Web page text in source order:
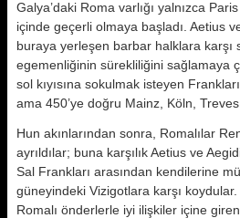
Galya’daki Roma varlığı yalnızca
içinde geçerli olmaya başladı. Aetius
buraya yerleşen barbar halklara karşı
egemenliğinin sürekliliğini sağlamaya
sol kıyısına sokulmak isteyen
ama 450’ye doğru Mainz, Köln, Treves
Hun akınlarından sonra, Romalılar
ayrıldılar; buna karşılık Aetius ve
Sal Frankları arasından kendilerine
güneyindeki Vizigotlara karşı
Romalı önderlerle iyi ilişkiler içine